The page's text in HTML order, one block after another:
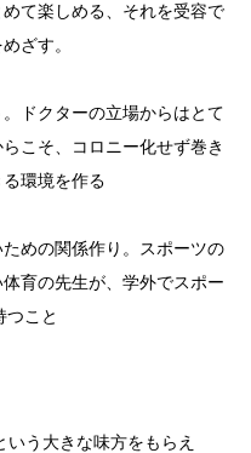
て楽しめる、それを受容で
ざす。
ドクターの立場からはとて
こそ、コロニー化せず巻き
環境を作る
めの関係作り。スポーツの
育の先生が、学外でスポー
つこと
う大きな味方をもらえ